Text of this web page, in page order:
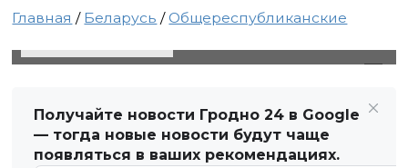
Главная / Беларусь /Общереспубликанские
Получайте новости Гродно 24 в Google
— тогда новые новости будут чаще
появляться в ваших рекомендациях.